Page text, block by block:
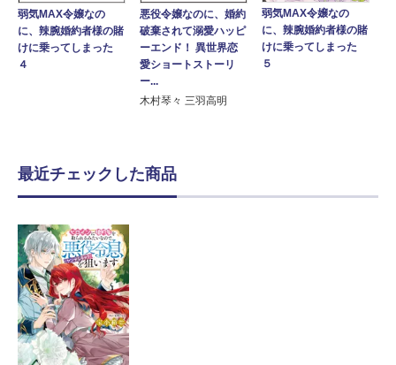
弱気MAX令嬢なの
に、辣腕婚約者様の賭
けに乗ってしまった
４
悪役令嬢なのに、婚約
破棄されて溺愛ハッピ
ーエンド！ 異世界恋
愛ショートストーリ
ー...
木村琴々 三羽高明
弱気MAX令嬢なの
に、辣腕婚約者様の賭
けに乗ってしまった
５
最近チェックした商品